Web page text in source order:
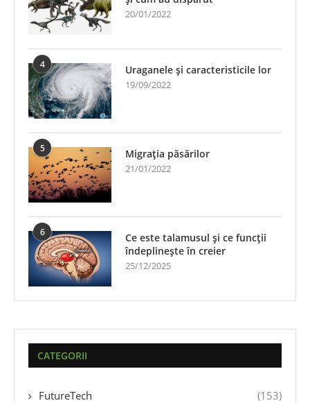
20/01/2022
4 Uraganele și caracteristicile lor
19/09/2022
5 Migrația păsărilor
21/01/2022
6
Ce este talamusul și ce funcții
îndeplinește în creier
25/12/2025
CATEGORII
FutureTech (153)